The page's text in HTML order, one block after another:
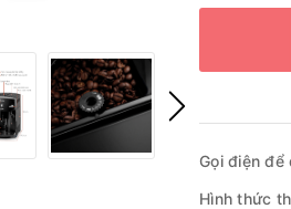
Gọi điện
Hình thức